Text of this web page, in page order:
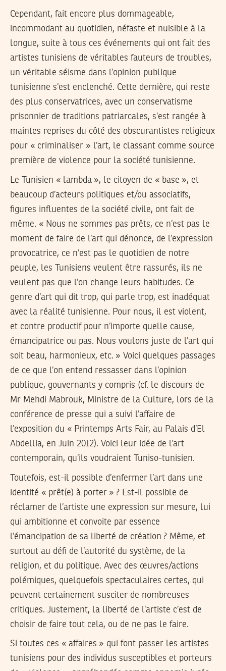
Cependant, fait encore plus dommageable,
incommodant au quotidien, néfaste et nuisible à la
longue, suite à tous ces événements qui ont fait des
artistes tunisiens de véritables fauteurs de troubles,
un véritable séisme dans l’opinion publique
tunisienne s’est enclenché. Cette dernière, qui reste
des plus conservatrices, avec un conservatisme
prisonnier de traditions patriarcales, s’est rangée à
maintes reprises du côté des obscurantistes religieux
pour « criminaliser » l’art, le classant comme source
première de violence pour la société tunisienne.
Le Tunisien « lambda », le citoyen de « base », et
beaucoup d’acteurs politiques et/ou associatifs,
figures influentes de la société civile, ont fait de
même. « Nous ne sommes pas prêts, ce n’est pas le
moment de faire de l’art qui dénonce, de l’expression
provocatrice, ce n’est pas le quotidien de notre
peuple, les Tunisiens veulent être rassurés, ils ne
veulent pas que l’on change leurs habitudes. Ce
genre d’art qui dit trop, qui parle trop, est inadéquat
avec la réalité tunisienne. Pour nous, il est violent,
et contre productif pour n’importe quelle cause,
émancipatrice ou pas. Nous voulons juste de l’art qui
soit beau, harmonieux, etc. » Voici quelques passages
de ce que l’on entend ressasser dans l’opinion
publique, gouvernants y compris (cf. le discours de
Mr Mehdi Mabrouk, Ministre de la Culture, lors de la
conférence de presse qui a suivi l’affaire de
l’exposition du « Printemps Arts Fair, au Palais d’El
Abdellia, en Juin 2012). Voici leur idée de l’art
contemporain, qu’ils voudraient Tuniso-tunisien.
Toutefois, est-il possible d’enfermer l’art dans une
identité « prêt(e) à porter » ? Est-il possible de
réclamer de l’artiste une expression sur mesure, lui
qui ambitionne et convoite par essence
l’émancipation de sa liberté de création ? Même, et
surtout au défi de l’autorité du système, de la
religion, et du politique. Avec des œuvres/actions
polémiques, quelquefois spectaculaires certes, qui
peuvent certainement susciter de nombreuses
critiques. Justement, la liberté de l’artiste c’est de
choisir de faire tout cela, ou de ne pas le faire.
Si toutes ces « affaires » qui font passer les artistes
tunisiens pour des individus susceptibles et porteurs